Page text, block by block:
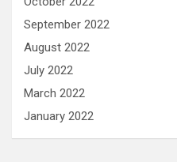
September 2022
August 2022
July 2022
March 2022
January 2022